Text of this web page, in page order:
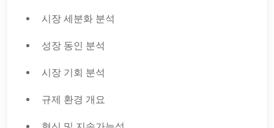
시장 세분화 분석
성장 동인 분석
시장 기회 분석
규제 환경 개요